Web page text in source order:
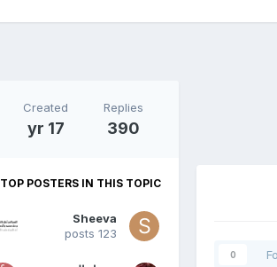
0
Replies
390
Created
17 yr
TOP POSTERS IN THIS TOPIC
Sheeva
123 posts